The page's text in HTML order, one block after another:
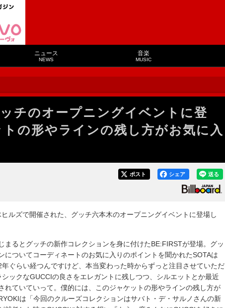
ニュース
NEWS
音楽
MUSIC
チのオープニングイベントに登
の形やラインの残し方がお気に入
送る
シェア
ポスト
ルズで開催された、グッチ六本木のオープニングイベントに登場し
るとグッチの新作コレクションを身に付けたBE:FIRSTが登場。グッ
についてコーディネートのお気に入りのポイントを聞かれたSOTAは
年ぐらい経つんですけど、本当変わった時からずっと注目させていただ
ックなGUCCIの良さをエレガントに残しつつ、シルエットとか最近
れていていって。僕的には、このジャケットの形やラインの残し方が
は「今回のクルーズコレクションはサバト・デ・サルノさんの新